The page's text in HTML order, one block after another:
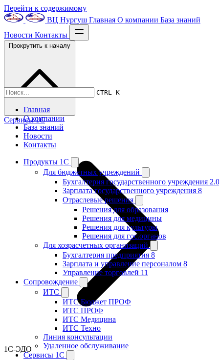
Перейти к содержимому
ВЦ Нургуш Главная О компании База знаний
Новости Контакты
CTRL K
Главная
О компании
База знаний
Новости
Контакты
Продукты 1С
Для бюджетных учреждений
Бухгалтерия государственного учреждения 2.0
Зарплата государственного учреждения 8
Отраслевые решения
Решения для образования
Решения для медицины
Решения для культуры
Решения для гос.органов
Для хозрасчетных организаций
Бухгалтерия предприятия 8
Зарплата и управление персоналом 8
Управление торговлей 11
Сопровождение
ИТС
ИТС Бюджет ПРОФ
ИТС ПРОФ
ИТС Медицина
ИТС Техно
Линия консультации
Удаленное обслуживание
Сервисы 1С
Прокрутить к началу
Сервисы 1С
1С-ЭДО